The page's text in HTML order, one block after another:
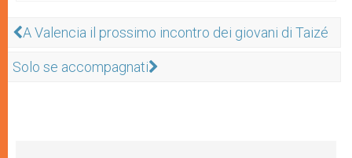
A Valencia il prossimo incontro dei giovani di Taizé
Solo se accompagnati